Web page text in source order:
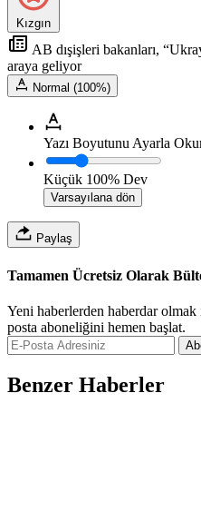
Kızgın
AB dışişleri bakanları,
araya geliyor
Normal (100%)
Yazı Boyutunu Ayarla
Küçük 100% Dev
Varsayılana dön
Paylaş
Tamamen Ücretsiz Olarak
Yeni haberlerden haberdar olmak
posta aboneliğini hemen başlat.
Benzer Haberler